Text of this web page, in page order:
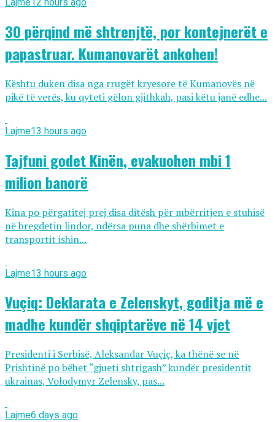
30 përqind më shtrenjtë, por kontejnerët e
papastruar. Kumanovarët ankohen!
Kështu duken disa nga rrugët kryesore të Kumanovës në
pikë të verës, ku qyteti gëlon gjithkah, pasi këtu janë edhe...
Lajme13 hours ago
Tajfuni godet Kinën, evakuohen mbi 1
milion banorë
Kina po përgatitej prej disa ditësh për mbërritjen e stuhisë
në bregdetin lindor, ndërsa puna dhe shërbimet e
transportit ishin...
Lajme13 hours ago
Vuçiq: Deklarata e Zelenskyt, goditja më e
madhe kundër shqiptarëve në 14 vjet
Presidenti i Serbisë, Aleksandar Vuçiç, ka thënë se në
Prishtinë po bëhet “gjueti shtrigash” kundër presidentit
ukrainas, Volodymyr Zelensky, pas...
Lajme6 days ago